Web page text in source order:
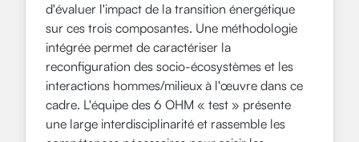
d'évaluer l'impact de la transition énergétique
sur ces trois composantes. Une méthodologie
intégrée permet de caractériser la
reconfiguration des socio-écosystèmes et les
interactions hommes/milieux à l'œuvre dans ce
cadre. L'équipe des 6 OHM « test » présente
une large interdisciplinarité et rassemble les